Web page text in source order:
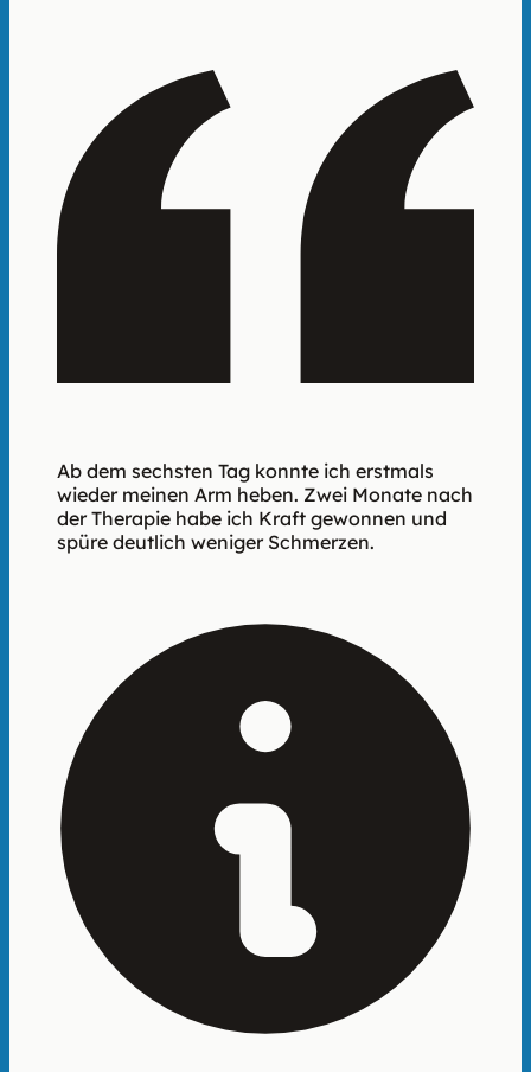
Ab dem sechsten Tag konnte ich erstmals
wieder meinen Arm heben. Zwei Monate nach
der Therapie habe ich Kraft gewonnen und
spüre deutlich weniger Schmerzen.